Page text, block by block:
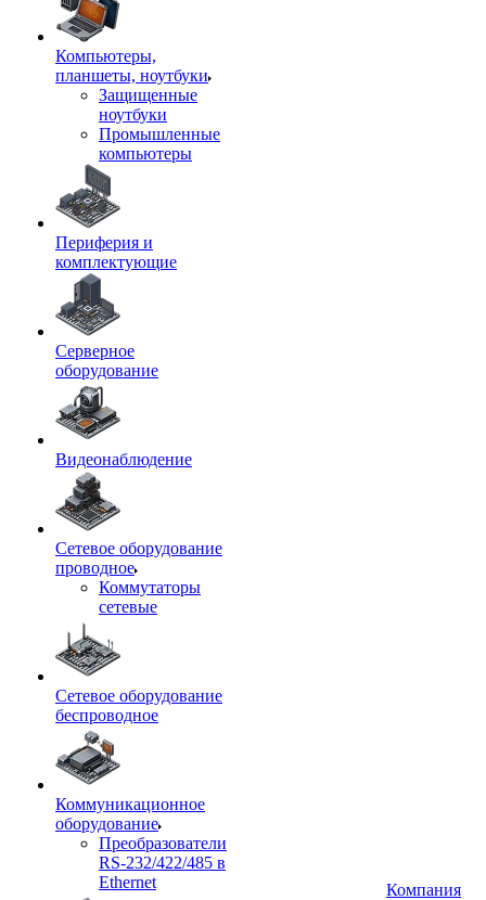
Компьютеры,
планшеты, ноутбуки
Защищенные
ноутбуки
Промышленные
компьютеры
Периферия и
комплектующие
Серверное
оборудование
Видеонаблюдение
Сетевое оборудование
проводное
Коммутаторы
сетевые
Сетевое оборудование
беспроводное
Коммуникационное
оборудование
Преобразователи
RS-232/422/485 в
Ethernet
Компания